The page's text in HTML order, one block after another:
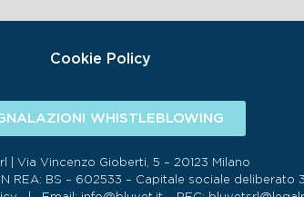
Cookie Policy
WHISTLEBLOWING
| Via Vincenzo Gioberti, 5 – 20123 Milano
REA: BS – 602533 – Capitale sociale deliberato